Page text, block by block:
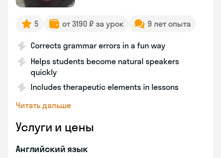
5 от 3190 ₽ за урок 9 лет опыта
Corrects grammar errors in a fun way
Helps students become natural speakers
quickly
Includes therapeutic elements in lessons
Читать дальше
Услуги и цены
Английский язык